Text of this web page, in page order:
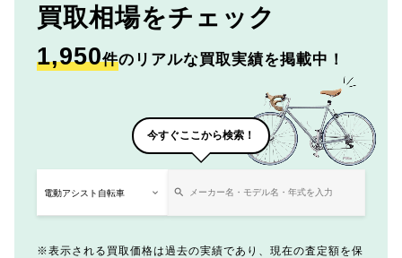
買取相場をチェック
1,950件のリアルな買取実績を掲載中！
今すぐここから検索！
表示される買取価格は過去の実績であり、現在の査定額を保